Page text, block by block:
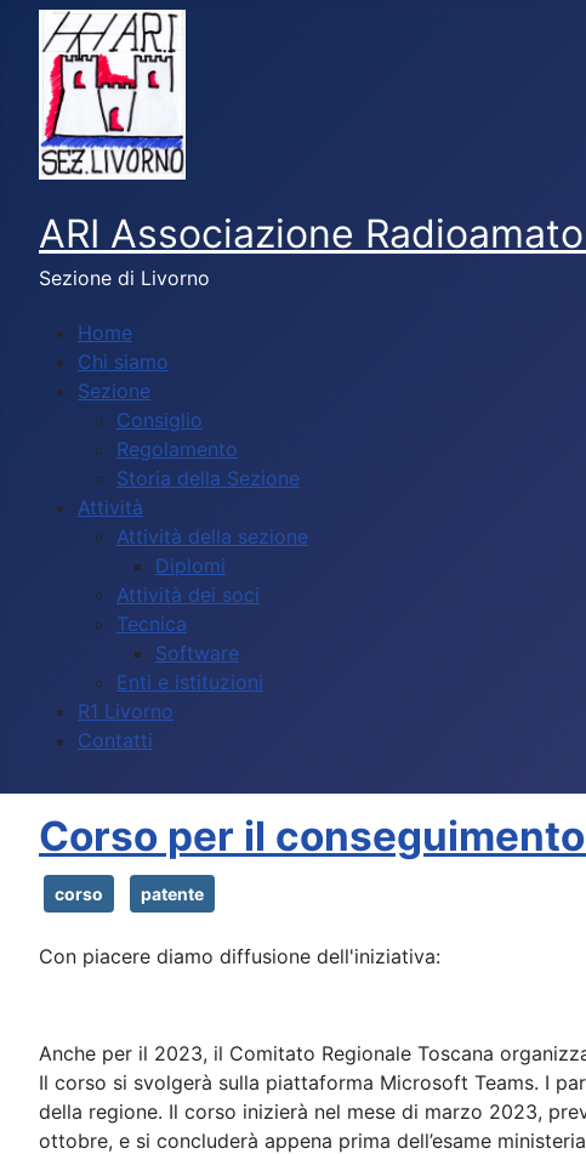
ARI Associazione
Sezione di Livorno
Home
Chi siamo
Sezione
Consiglio
Regolamento
Storia della Sezione
Attività
Attività della sezione
Diplomi
Attività dei soci
Tecnica
Software
Enti e istituzioni
R1 Livorno
Contatti
Corso per il
corso patente
Con piacere diamo diffusione dell'iniziativa:
Anche per il 2023, il Comitato Regionale Toscana
Il corso si svolgerà sulla piattaforma Microsoft Teams. I
della regione. Il corso inizierà nel mese di marzo 2023,
ottobre, e si concluderà appena prima dell’esame